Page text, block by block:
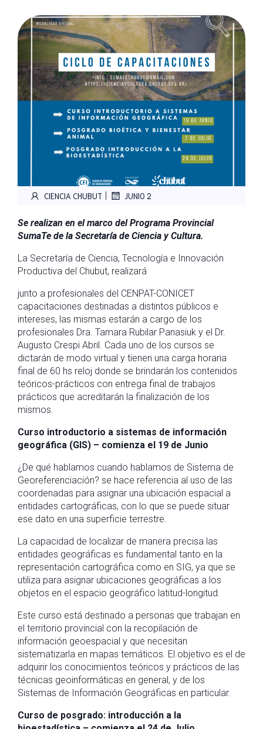
CIENCIA CHUBUT | JUNIO 2
Se realizan en el marco del Programa Provincial
SumaTe de la Secretaría de Ciencia y Cultura.
La Secretaría de Ciencia, Tecnología e Innovación
Productiva del Chubut, realizará
junto a profesionales del CENPAT-CONICET
capacitaciones destinadas a distintos públicos e
intereses, las mismas estarán a cargo de los
profesionales Dra. Tamara Rubilar Panasiuk y el Dr.
Augusto Crespi Abril. Cada uno de los cursos se
dictarán de modo virtual y tienen una carga horaria
final de 60 hs reloj donde se brindarán los contenidos
teóricos-prácticos con entrega final de trabajos
prácticos que acreditarán la finalización de los
mismos.
Curso introductorio a sistemas de información
geográfica (GIS) – comienza el 19 de Junio
¿De qué hablamos cuando hablamos de Sistema de
Georeferenciación? se hace referencia al uso de las
coordenadas para asignar una ubicación espacial a
entidades cartográficas, con lo que se puede situar
ese dato en una superficie terrestre.
La capacidad de localizar de manera precisa las
entidades geográficas es fundamental tanto en la
representación cartográfica como en SIG, ya que se
utiliza para asignar ubicaciones geográficas a los
objetos en el espacio geográfico latitud-longitud.
Este curso está destinado a personas que trabajan en
el territorio provincial con la recopilación de
información geoespacial y que necesitan
sistematizarla en mapas temáticos. El objetivo es el de
adquirir los conocimientos teóricos y prácticos de las
técnicas geoinformáticas en general, y de los
Sistemas de Información Geográficas en particular.
Curso de posgrado: introducción a la